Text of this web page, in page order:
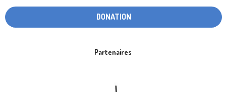
DONATION
Partenaires